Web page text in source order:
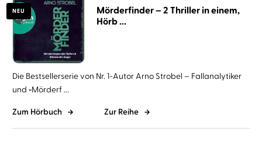
NEU
Mörderfinder – 2 Thriller in einem,
Hörb ...
Die Bestsellerserie von Nr. 1-Autor Arno Strobel – Fallanalytiker
und »Mörderf ...
Zum Hörbuch Zur Reihe